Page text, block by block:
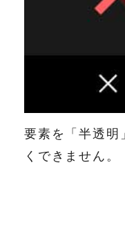
要素を「半透明
くできません。